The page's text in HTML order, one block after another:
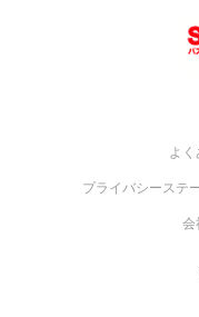
よく
プライバシーステ
会